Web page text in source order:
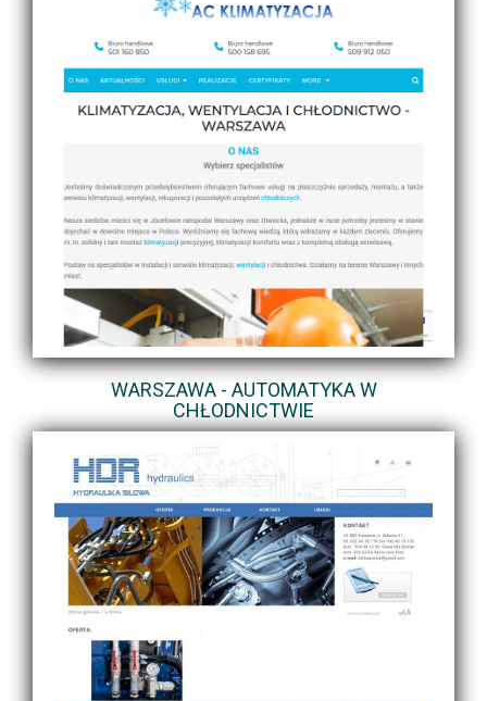
WARSZAWA - AUTOMATYKA W
CHŁODNICTWIE